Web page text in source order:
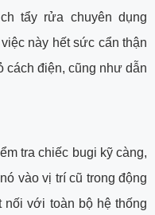
tẩy rửa chuyên dụng
này hết sức cẩn thận
cách điện, cũng như dẫn
tra chiếc bugi kỹ càng,
vào vị trí cũ trong động
nối với toàn bộ hệ thống